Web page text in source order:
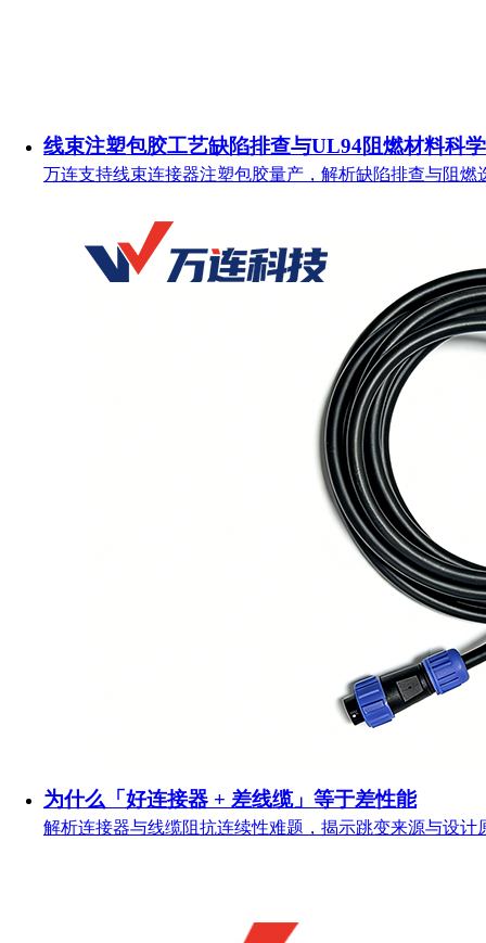
线束注塑包胶工艺缺陷排查与UL94阻燃材料科
万连支持线束连接器注塑包胶量产，解析缺陷排查与阻燃
为什么「好连接器 + 差线缆」等于差性能
解析连接器与线缆阻抗连续性难题，揭示跳变来源与设计